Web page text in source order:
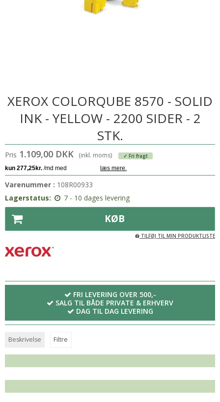
XEROX COLORQUBE 8570 - SOLID
INK - YELLOW - 2200 SIDER - 2
STK.
Pris 1.109,00 DKK (inkl. moms) ✓ Fri fragt
Varenummer : 108R00933
Lagerstatus:
7 - 10 dages levering
KØB
TILFØJ TIL MIN PRODUKTLISTE
FRI LEVERING OVER 500,-
SALG TIL BÅDE PRIVATE & ERHVERV
DAG TIL DAG LEVERING
Beskrivelse Filtre